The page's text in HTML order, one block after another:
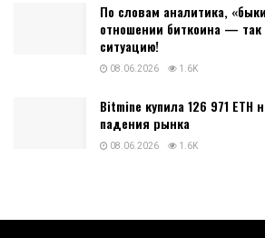
По словам аналитика,
отношении биткоина —
ситуацию!
08.06.2026 1.6K
Bitmine купила 126 971
падения рынка
08.06.2026 1.6K